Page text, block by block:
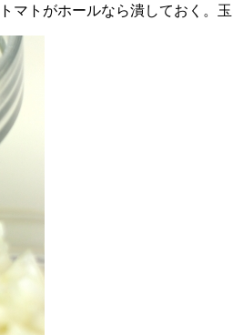
トがホールなら潰しておく。